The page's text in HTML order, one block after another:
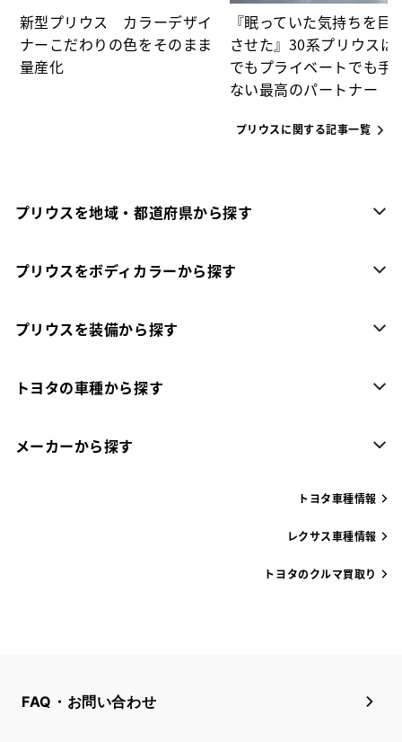
新型プリウス カラーデザイ
ナーこだわりの色をそのまま
量産化
『眠っていた気持ちを目
させた』30系プリウスは
でもプライベートでも手
ない最高のパートナー
プリウスに関する記事一覧
プリウスを地域・都道府県から探す
プリウスをボディカラーから探す
プリウスを装備から探す
トヨタの車種から探す
メーカーから探す
トヨタ車種情報
レクサス車種情報
トヨタのクルマ買取り
FAQ・お問い合わせ